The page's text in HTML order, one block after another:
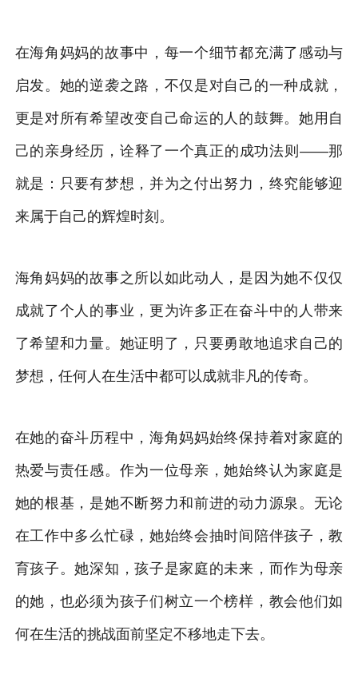
在海角妈妈的故事中，每一个细节都充满了感动与
启发。她的逆袭之路，不仅是对自己的一种成就，
更是对所有希望改变自己命运的人的鼓舞。她用自
己的亲身经历，诠释了一个真正的成功法则——那
就是：只要有梦想，并为之付出努力，终究能够迎
来属于自己的辉煌时刻。
海角妈妈的故事之所以如此动人，是因为她不仅仅
成就了个人的事业，更为许多正在奋斗中的人带来
了希望和力量。她证明了，只要勇敢地追求自己的
梦想，任何人在生活中都可以成就非凡的传奇。
在她的奋斗历程中，海角妈妈始终保持着对家庭的
热爱与责任感。作为一位母亲，她始终认为家庭是
她的根基，是她不断努力和前进的动力源泉。无论
在工作中多么忙碌，她始终会抽时间陪伴孩子，教
育孩子。她深知，孩子是家庭的未来，而作为母亲
的她，也必须为孩子们树立一个榜样，教会他们如
何在生活的挑战面前坚定不移地走下去。